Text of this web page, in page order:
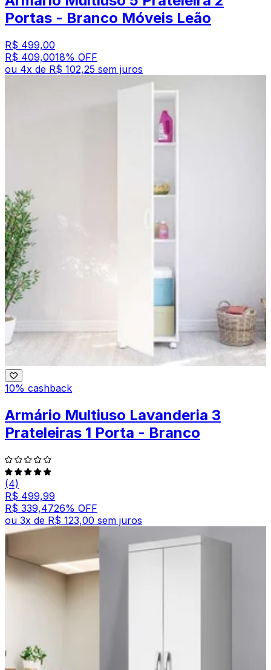
Portas - Branco Móveis Leão
R$ 499,00
R$ 409,0018% OFF
ou 4x de R$ 102,25 sem juros
10% cashback
Armário Multiuso Lavanderia 3
Prateleiras 1 Porta - Branco
(4)
R$ 499,99
R$ 339,4726% OFF
ou 3x de R$ 123,00 sem juros